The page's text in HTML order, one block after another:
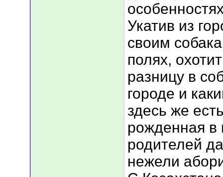
Укатив из
своим
полях,
разницу в
городе и
здесь же
рожденная в
родителей
нежели